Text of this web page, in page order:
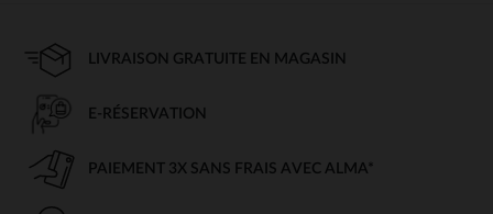
LIVRAISON GRATUITE EN MAGASIN
E-RÉSERVATION
PAIEMENT 3X SANS FRAIS AVEC ALMA*